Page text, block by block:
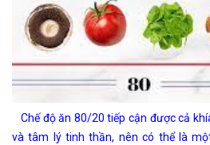
Chế độ ăn 80/20 tiếp cận được cả
và tâm lý tinh thần, nên có thể là